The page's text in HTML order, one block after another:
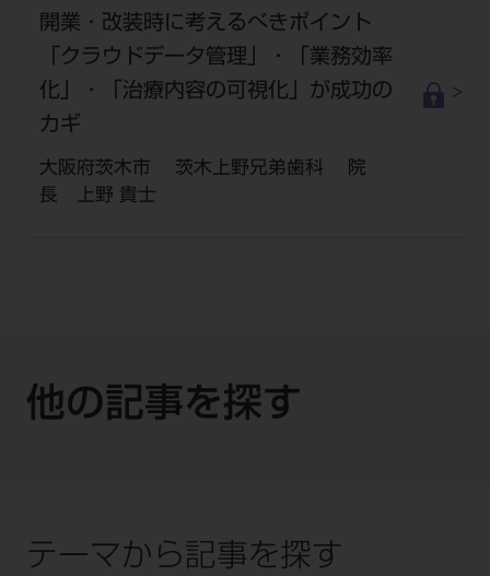
開業・改装時に考えるべきポイント
「クラウドデータ管理」・「業務効率
化」・「治療内容の可視化」が成功の
カギ
大阪府茨木市 茨木上野兄弟歯科 院
長 上野 貴士
他の記事を探す
テーマから記事を探す